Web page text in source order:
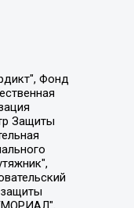
Владимирович, Соколов Михаил Владимирович, Цветкова Юлия Владимировна, Чичваркин Евгений Александрович, Комитет против пыток/Команда против пыток, Общество с ограниченной ответственностью "Первый научный", Общество с ограниченной ответственностью "Вертолет и ко", Белоцерковская Вероника Борисовна, Кац Максим Евгеньевич, Лазарева Татьяна Юрьевна, Шаведдинов Руслан Табризович, Яшин Илья Валерьевич, Общество с ограниченной ответственностью "Иноагент ААВ", Алешковский Дмитрий Петрович, Альбац Евгения Марковна, Быков Дмитрий Львович, Галямина Юлия Евгеньевна, Лойко Сергей Леонидович, Мартынов Кирилл Константинович, Медведев Сергей Александрович, Крашенинников Федор Геннадиевич, Гордеева Катерина Вл